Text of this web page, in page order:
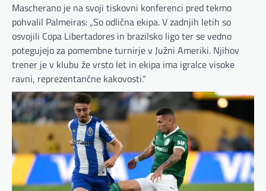
Mascherano je na svoji tiskovni konferenci pred tekmo
pohvalil Palmeiras: „So odlična ekipa. V zadnjih letih so
osvojili Copa Libertadores in brazilsko ligo ter se vedno
potegujejo za pomembne turnirje v Južni Ameriki. Njihov
trener je v klubu že vrsto let in ekipa ima igralce visoke
ravni, reprezentančne kakovosti.“